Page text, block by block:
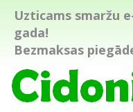
Uzticams smaržu
gada!
Bezmaksas